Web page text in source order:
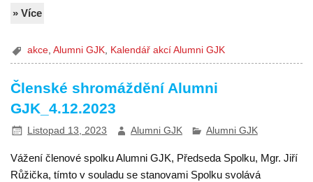
» Více
akce ,Alumni GJK Kalendář akcí Alumni GJK
Členské shromáždění Alumni
GJK_4.12.2023
Listopad 13, 2023 Alumni GJK Alumni GJK
Vážení členové spolku Alumni GJK, Předseda Spolku, Mgr. Jiří
Růžička, tímto v souladu se stanovami Spolku svolává